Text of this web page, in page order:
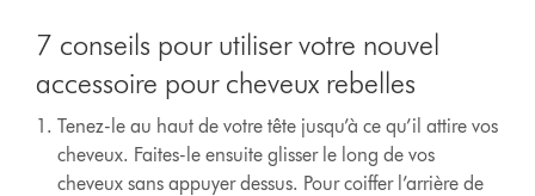
7 conseils pour utiliser votre nouvel
accessoire pour cheveux rebelles
Tenez-le au haut de votre tête jusqu’à ce qu’il attire vos
cheveux. Faites-le ensuite glisser le long de vos
cheveux sans appuyer dessus. Pour coiffer l’arrière de